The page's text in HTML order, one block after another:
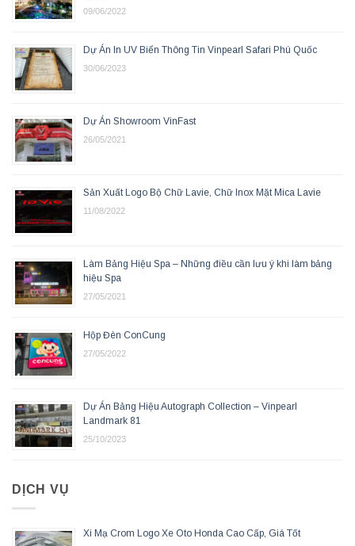
09/06/2022
Dự Án In UV Biển Thông Tin Vinpearl Safari Phú Quốc
30/06/2023
Dự Án Showroom VinFast
26/05/2021
Sản Xuất Logo Bộ Chữ Lavie, Chữ Inox Mặt Mica Lavie
11/08/2022
Làm Bảng Hiệu Spa – Những điều cần lưu ý khi làm bảng
hiệu Spa
27/05/2021
Hộp Đèn ConCung
27/05/2022
Dự Án Bảng Hiệu Autograph Collection – Vinpearl
Landmark 81
25/10/2023
DỊCH VỤ
Xi Mạ Crom Logo Xe Oto Honda Cao Cấp, Giá Tốt